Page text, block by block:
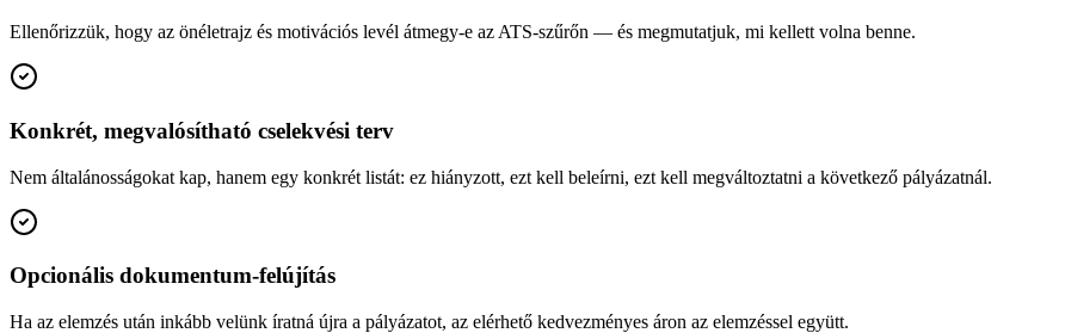
Ellenőrizzük, hogy az önéletrajz és motivációs levél átmegy-e az ATS-szűrőn — és megmutatjuk, mi kellett volna benne.
Konkrét, megvalósítható cselekvési terv
Nem általánosságokat kap, hanem egy konkrét listát: ez hiányzott, ezt kell beleírni, ezt kell megváltoztatni a következő pályázatnál.
Opcionális dokumentum-felújítás
Ha az elemzés után inkább velünk íratná újra a pályázatot, az elérhető kedvezményes áron az elemzéssel együtt.